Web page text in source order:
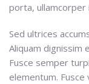
porta, ullamcorper
Sed ultrices
Aliquam dignissim
Fusce semper
elementum.